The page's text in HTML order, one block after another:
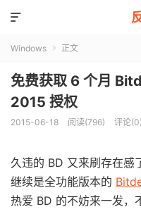

Windows  正文
免费获取 6 个月
2015 授权
2015-06-18 阅读(796) 评论(0)
久违的 BD 又来刷存在感
继续是全功能版本的
热爱 BD 的不妨来一发，